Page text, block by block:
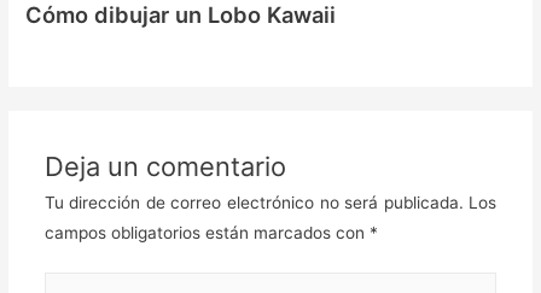
Cómo dibujar un Lobo Kawaii
Deja un comentario
Tu dirección de correo electrónico no será publicada. Los
campos obligatorios están marcados con *